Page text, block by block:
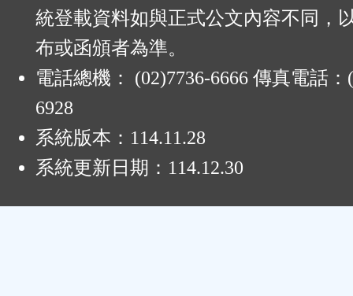
統登載資料如與正式公文內容不同，
布或函頒者為準。
電話總機： (02)7736-6666 傳真電話：
6928
系統版本： 114.11.28
系統更新日期： 114.12.30